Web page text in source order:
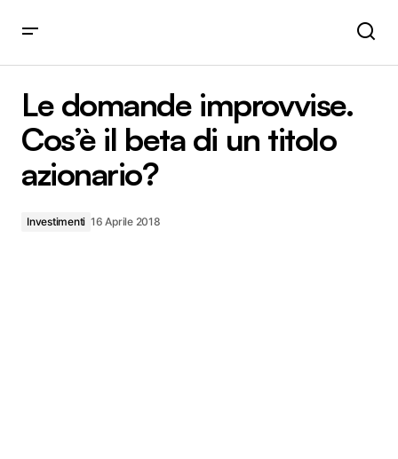
azionario?
Le domande improvvise.
Cos’è il beta di un titolo
azionario?
Investimenti 16 Aprile 2018